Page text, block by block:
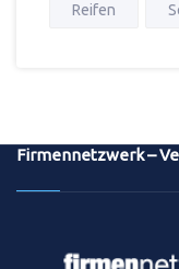
Reifen
Firmennetzwerk –